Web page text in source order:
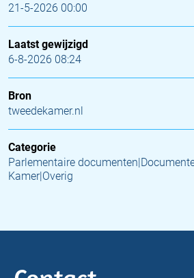
21-5-2026 00:00
Laatst gewijzigd
6-8-2026 08:24
Bron
tweedekamer.nl
Categorie
Parlementaire
Kamer|Overig